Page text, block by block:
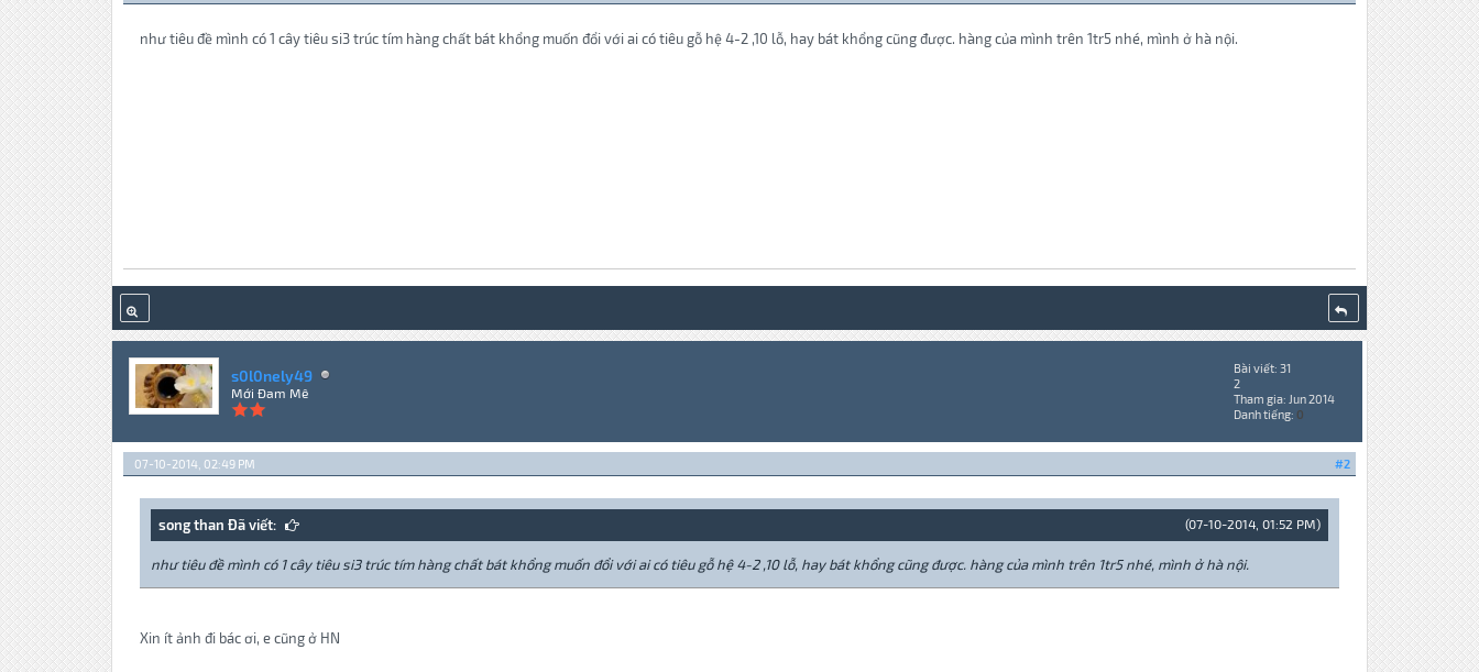
như tiêu đề mình có 1 cây tiêu si3 trúc tím hàng chất bát khổng muốn đổi với ai có tiêu gỗ hệ 4-2 ,10 lỗ, hay bát khổng cũng được. hàng của mình trên 1tr5 nhé, mình ở hà nội.
s0l0nely49
Mới Đam Mê
Bài viết: 31
2
Tham gia: Jun 2014
Danh tiếng: 0
#2
07-10-2014, 02:49 PM
(07-10-2014, 01:52 PM)
song than Đã viết:
như tiêu đề mình có 1 cây tiêu si3 trúc tím hàng chất bát khổng muốn đổi với ai có tiêu gỗ hệ 4-2 ,10 lỗ, hay bát khổng cũng được. hàng của mình trên 1tr5 nhé, mình ở hà nội.
Xin ít ảnh đi bác ơi, e cũng ở HN